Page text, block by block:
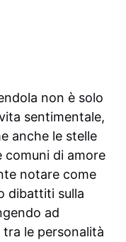
non è solo
sentimentale,
anche le stelle
comuni di amore
notare come
dibattiti sulla
ad
le personalità